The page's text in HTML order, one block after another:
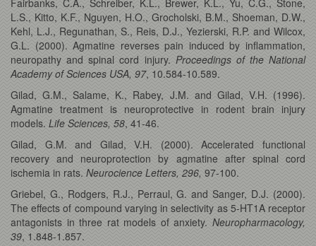
L.S., Kitto, K.F., Nguyen, H.O., Grocholski, B.M., Shoeman, D.W.,
Kehl, L.J., Regunathan, S., Reis, D.J., Yezierski, R.P. and Wilcox,
G.L. (2000). Agmatine reverses pain induced by inflammation,
neuropathy and spinal cord injury. Proceedings of the National
Academy of Sciences USA, 97, 10.584-10.589.
Gilad, G.M., Salame, K., Rabey, J.M. and Gilad, V.H. (1996).
Agmatine treatment is neuroprotective in rodent brain injury
models. Life Sciences, 58, 41-46.
Gilad, G.M. and Gilad, V.H. (2000). Accelerated functional
recovery and neuroprotection by agmatine after spinal cord
ischemia in rats. Neurocience Letters, 296, 97-100.
Griebel, G., Rodgers, R.J., Perraul, G. and Sanger, D.J. (2000).
The effects of compound varying in selectivity as 5-HT1A receptor
antagonists in three rat models of anxiety. Neuropharmacology,
39, 1.848-1.857.